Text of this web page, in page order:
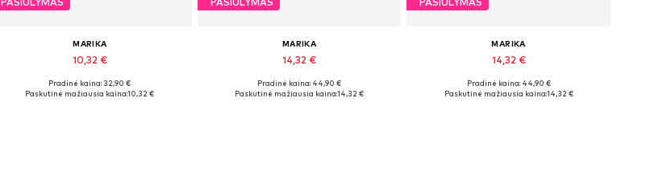
MARIKA
10,32 €
Galimi dydžiai: S
Pradinė kaina: 32,90 €
Paskutinė mažiausia kaina:10,32 €
MARIKA
14,32 €
Galimi dydžiai: XS
Pradinė kaina: 44,90 €
Paskutinė mažiausia kaina:14,32 €
MARIKA
14,32 €
Galimi dydžiai: XS
Pradinė kaina: 44,90 €
Paskutinė mažiausia kaina:14,32 €